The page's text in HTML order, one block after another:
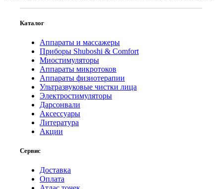
Каталог
Аппараты и массажеры
Приборы Shuboshi & Comfort
Миостимуляторы
Аппараты микротоков
Аппараты физиотерапии
Ультразвуковые чистки лица
Электростимуляторы
Дарсонвали
Аксессуары
Литература
Акции
Сервис
Доставка
Оплата